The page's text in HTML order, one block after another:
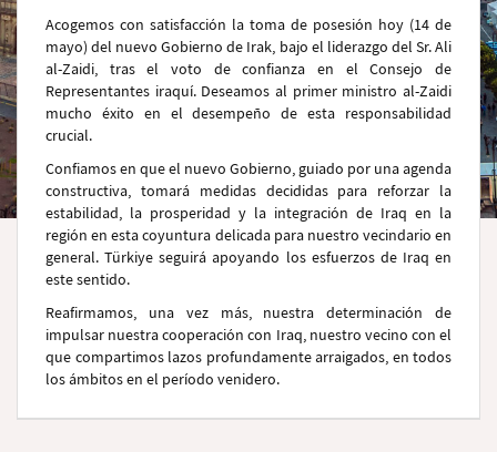
Acogemos con satisfacción la toma de posesión hoy (14 de
mayo) del nuevo Gobierno de Irak, bajo el liderazgo del Sr. Ali
al-Zaidi, tras el voto de confianza en el Consejo de
Representantes iraquí. Deseamos al primer ministro al-Zaidi
mucho éxito en el desempeño de esta responsabilidad
crucial.
Confiamos en que el nuevo Gobierno, guiado por una agenda
constructiva, tomará medidas decididas para reforzar la
estabilidad, la prosperidad y la integración de Iraq en la
región en esta coyuntura delicada para nuestro vecindario en
general. Türkiye seguirá apoyando los esfuerzos de Iraq en
este sentido.
Reafirmamos, una vez más, nuestra determinación de
impulsar nuestra cooperación con Iraq, nuestro vecino con el
que compartimos lazos profundamente arraigados, en todos
los ámbitos en el período venidero.